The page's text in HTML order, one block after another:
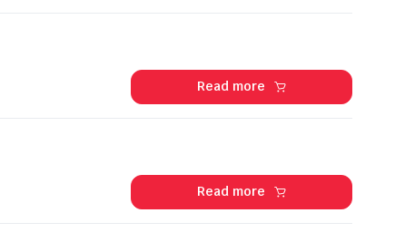
Read more
Read more